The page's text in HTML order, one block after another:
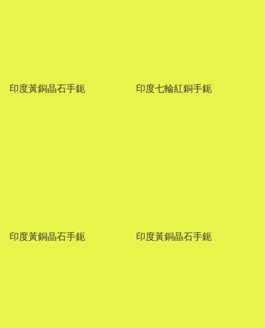
印度黃銅晶石手鈪 印度七輪紅銅手鈪
印度黃銅晶石手鈪 印度黃銅晶石手鈪